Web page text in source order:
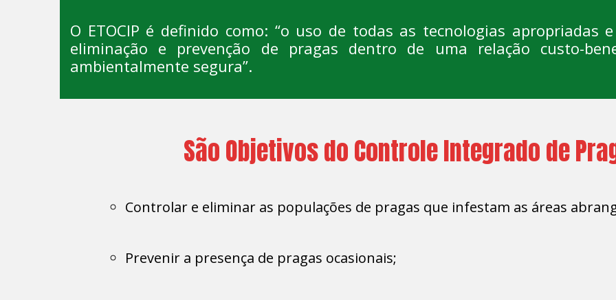
O ETOCIP é definido como: “o uso de todas as tecnologias apropriadas
eliminação e prevenção de pragas dentro de uma relação custo-
ambientalmente segura”.
São Objetivos do Controle Integrado de
Controlar e eliminar as populações de pragas que infestam as áreas
Prevenir a presença de pragas ocasionais;